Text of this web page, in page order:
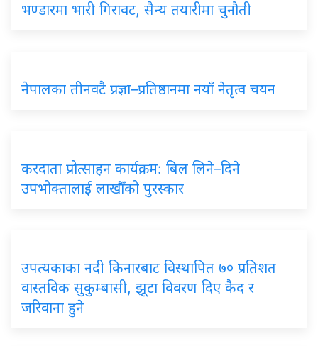
भण्डारमा भारी गिरावट, सैन्य तयारीमा चुनौती
नेपालका तीनवटै प्रज्ञा–प्रतिष्ठानमा नयाँ नेतृत्व चयन
करदाता प्रोत्साहन कार्यक्रम: बिल लिने–दिने
उपभोक्तालाई लाखौँको पुरस्कार
उपत्यकाका नदी किनारबाट विस्थापित ७० प्रतिशत
वास्तविक सुकुम्बासी, झूटा विवरण दिए कैद र
जरिवाना हुने